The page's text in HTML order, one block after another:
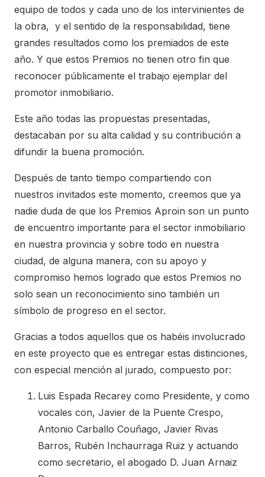
equipo de todos y cada uno de los intervinientes de
la obra, y el sentido de la responsabilidad, tiene
grandes resultados como los premiados de este
año. Y que estos Premios no tienen otro fin que
reconocer públicamente el trabajo ejemplar del
promotor inmobiliario.
Este año todas las propuestas presentadas,
destacaban por su alta calidad y su contribución a
difundir la buena promoción.
Después de tanto tiempo compartiendo con
nuestros invitados este momento, creemos que ya
nadie duda de que los Premios Aproin son un punto
de encuentro importante para el sector inmobiliario
en nuestra provincia y sobre todo en nuestra
ciudad, de alguna manera, con su apoyo y
compromiso hemos logrado que estos Premios no
solo sean un reconocimiento sino también un
símbolo de progreso en el sector.
Gracias a todos aquellos que os habéis involucrado
en este proyecto que es entregar estas distinciones,
con especial mención al jurado, compuesto por:
Luis Espada Recarey como Presidente, y como
vocales con, Javier de la Puente Crespo,
Antonio Carballo Couñago, Javier Rivas
Barros, Rubén Inchaurraga Ruiz y actuando
como secretario, el abogado D. Juan Arnaiz